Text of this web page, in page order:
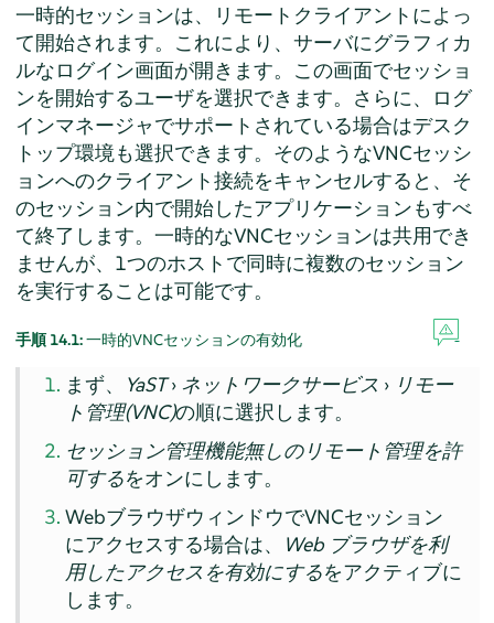
一時的セッションは、リモートクライアントによっ
て開始されます。これにより、サーバにグラフィカ
ルなログイン画面が開きます。この画面でセッショ
ンを開始するユーザを選択できます。さらに、ログ
インマネージャでサポートされている場合はデスク
トップ環境も選択できます。そのようなVNCセッシ
ョンへのクライアント接続をキャンセルすると、そ
のセッション内で開始したアプリケーションもすべ
て終了します。一時的なVNCセッションは共用でき
ませんが、1つのホストで同時に複数のセッション
を実行することは可能です。
手順 14.1:一時的VNCセッションの有効化
まず、 YaST› ネットワークサービス › リモー
ト管理(VNC)の順に選択します。
セッション管理機能無しのリモート管理を許
可するをオンにします。
WebブラウザウィンドウでVNCセッション
にアクセスする場合は、
Web ブラウザを利
用したアクセスを有効にするをアクティブに
します。